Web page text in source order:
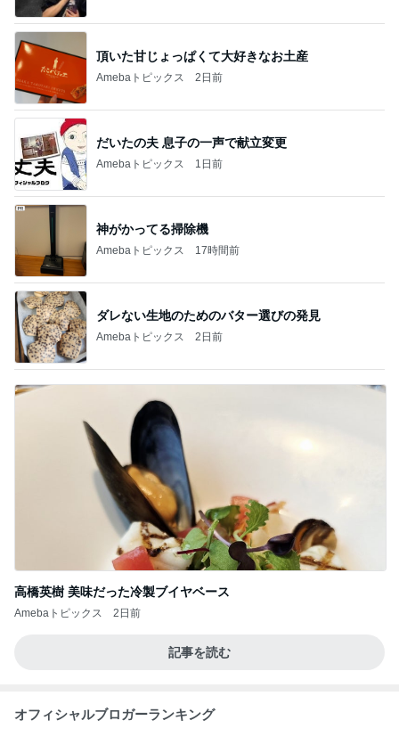
頂いた甘じょっぱくて大好きなお土産
Amebaトピックス 2日前
だいたの夫 息子の一声で献立変更
Amebaトピックス 1日前
神がかってる掃除機
Amebaトピックス 17時間前
ダレない生地のためのバター選びの発見
Amebaトピックス 2日前
高橋英樹 美味だった冷製ブイヤベース
Amebaトピックス 2日前
記事を読む
オフィシャルブロガーランキング